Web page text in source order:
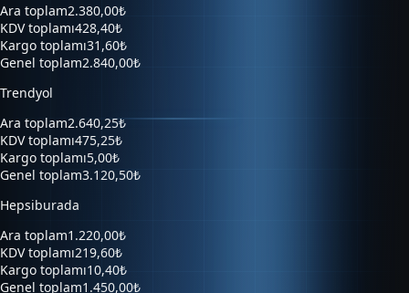
Ara toplam2.380,00₺
KDV toplamı428,40₺
Kargo toplamı31,60₺
Genel toplam2.840,00₺
Trendyol
Ara toplam2.640,25₺
KDV toplamı475,25₺
Kargo toplamı5,00₺
Genel toplam3.120,50₺
Hepsiburada
Ara toplam1.220,00₺
KDV toplamı219,60₺
Kargo toplamı10,40₺
Genel toplam1.450,00₺